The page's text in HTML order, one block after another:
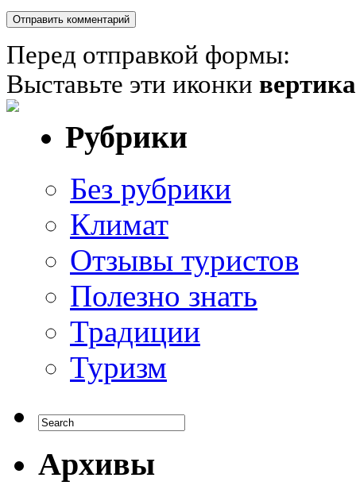
Перед отправкой формы:
Выставьте эти иконки
Рубрики
Без рубрики
Климат
Отзывы туристов
Полезно знать
Традиции
Туризм
Архивы